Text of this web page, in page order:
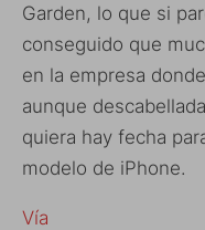
Garden, lo que si
conseguido que
en la empresa
aunque
quiera hay fecha
modelo de iPhone.
Vía